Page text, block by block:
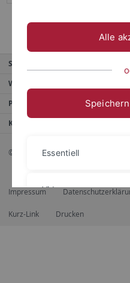
Service
Weitere Angebote
Portale
Kontaktinfo
© 2026 Eberhard Karls Universität
Impressum
Kurz-Link Drucken
Alle
Essentiell
Videos